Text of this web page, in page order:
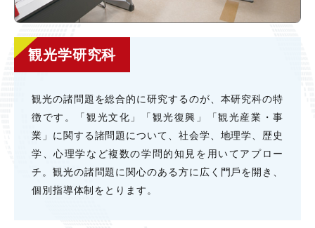
観光学研究科
観光の諸問題を総合的に研究するのが、本研究科の特
徴です。「観光⽂化」「観光復興」「観光産業・事
業」に関する諸問題について、社会学、地理学、歴史
学、⼼理学など複数の学問的知⾒を⽤いてアプロー
チ。観光の諸問題に関⼼のある⽅に広く⾨⼾を開き、
個別指導体制をとります。